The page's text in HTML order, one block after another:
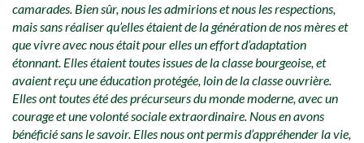
camarades. Bien sûr, nous les admirions et nous les respections,
mais sans réaliser qu’elles étaient de la génération de nos mères et
que vivre avec nous était pour elles un effort d’adaptation
étonnant. Elles étaient toutes issues de la classe bourgeoise, et
avaient reçu une éducation protégée, loin de la classe ouvrière.
Elles ont toutes été des précurseurs du monde moderne, avec un
courage et une volonté sociale extraordinaire. Nous en avons
bénéficié sans le savoir. Elles nous ont permis d’appréhender la vie,